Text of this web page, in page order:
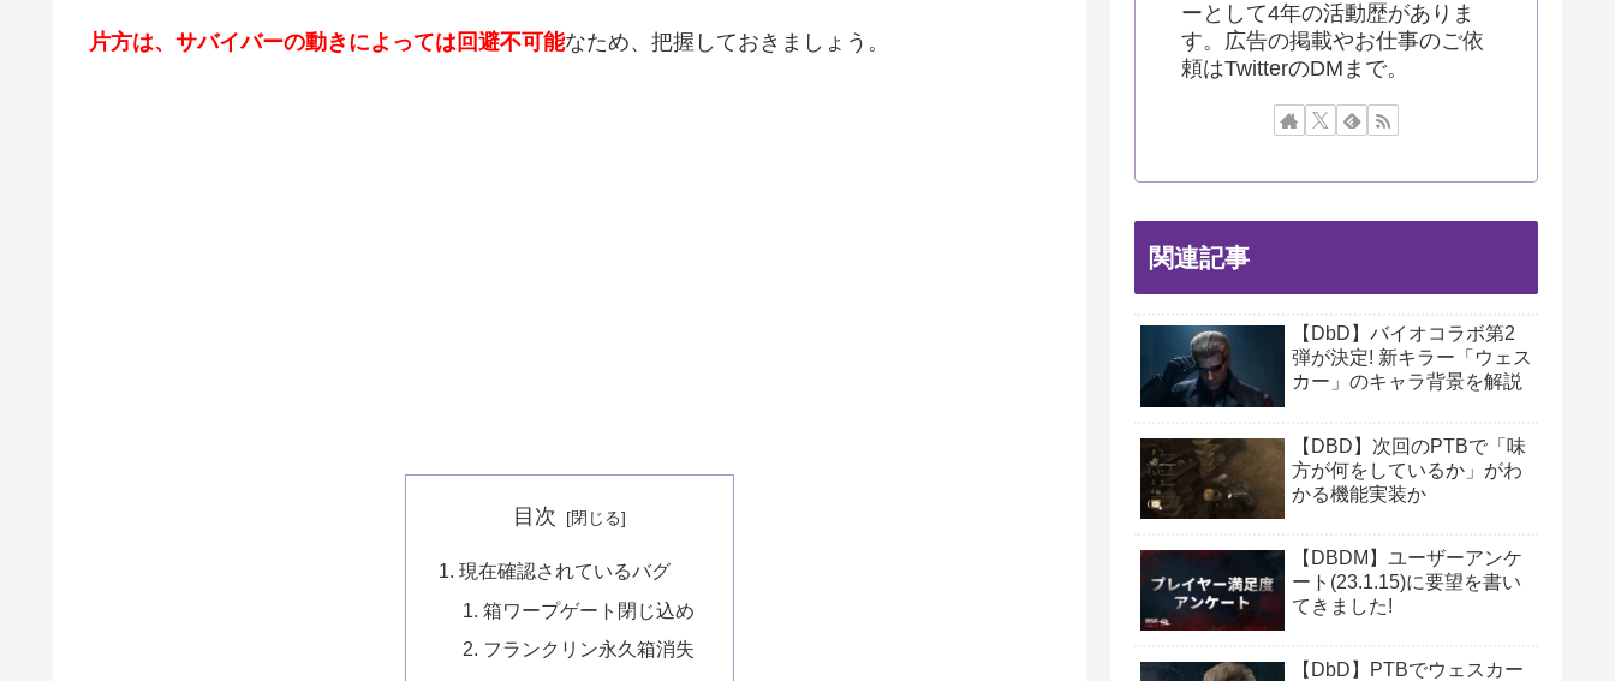
片方は、サバイバーの動きによっては回避不可能なため、把握しておきましょう。
目次
現在確認されているバグ
箱ワープゲート閉じ込め
フランクリン永久箱消失
ーとして4年の活動歴がありま
す。広告の掲載やお仕事のご依
頼はTwitterのDMまで。
関連記事
【DbD】バイオコラボ第2
弾が決定! 新キラー「ウェス
カー」のキャラ背景を解説
【DBD】次回のPTBで「味
方が何をしているか」がわ
かる機能実装か
【DBDM】ユーザーアンケ
ート(23.1.15)に要望を書い
てきました!
【DbD】PTBでウェスカー